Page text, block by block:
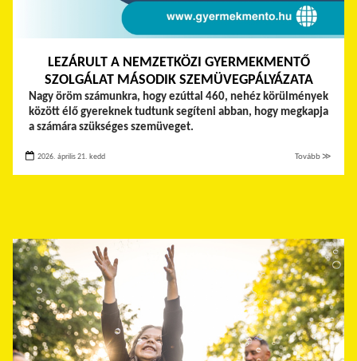
LEZÁRULT A NEMZETKÖZI GYERMEKMENTŐ
SZOLGÁLAT MÁSODIK SZEMÜVEGPÁLYÁZATA
Nagy öröm számunkra, hogy ezúttal 460, nehéz körülmények
között élő gyereknek tudtunk segíteni abban, hogy megkapja
a számára szükséges szemüveget.
2026. április 21. kedd Tovább ≫